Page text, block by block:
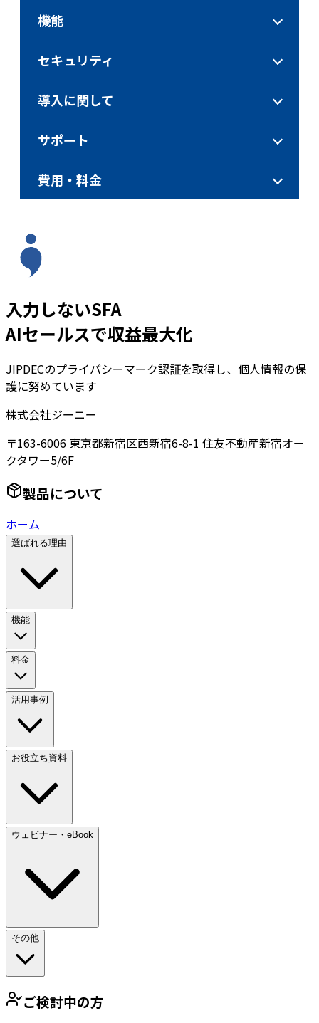
機能
セキュリティ
導入に関して
サポート
費用・料金
入力しないSFA
AIセールスで収益最大化
JIPDECのプライバシーマーク認証を取得し、個人情報の保
護に努めています
株式会社ジーニー
〒163-6006 東京都新宿区西新宿6-8-1 住友不動産新宿オー
クタワー5/6F
製品について
ホーム
選ばれる理由
機能
料金
活用事例
お役立ち資料
ウェビナー・eBook
その他
ご検討中の方